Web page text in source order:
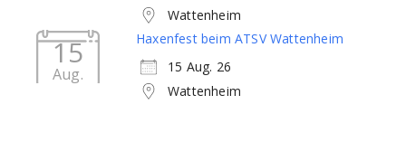
Wattenheim
15
Aug.
Haxenfest beim ATSV Wattenheim
15 Aug. 26
Wattenheim